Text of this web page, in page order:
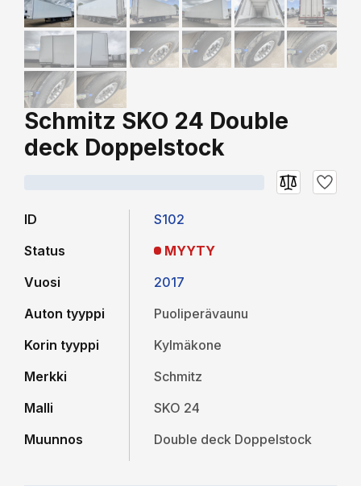
Schmitz SKO 24 Double
deck Doppelstock
ID
Status
Vuosi
Auton tyyppi
Korin tyyppi
Merkki
Malli
Muunnos
S102
MYYTY
2017
Puoliperävaunu
Kylmäkone
Schmitz
SKO 24
Double deck Doppelstock